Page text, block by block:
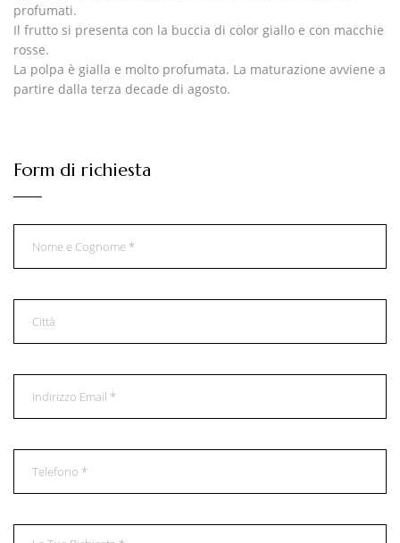
profumati.
Il frutto si presenta con la buccia di color giallo e con macchie
rosse.
La polpa è gialla e molto profumata. La maturazione avviene a
partire dalla terza decade di agosto.
Form di richiesta